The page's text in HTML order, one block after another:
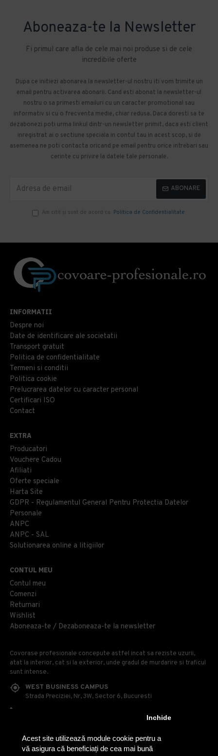
Acest site utilizează module cookie pentru a
vă asigura că beneficiați de cea mai bună
Inchide
Aboneaza-te la Newsletter
Fi primul care afla de cele mai noi produse si de cele
incredibile oferte
Dupa ce initiezi abonarea la newsletter-ul nostru iti vom trimite un
email pentru activarea abonarii. Cand esti abonat la newsletter-ul
nostru o sa primesti emailuri cu un caracter promotional sau
informativ si cu o frecventa medie, chiar redusa. Daca doresti sa te
dezabonezi poti urma linkul dintr-un newsletter primit, daca esti client
inregistrat ai o sectiune speciala in contul tau in acest scop, si de
asemenea ne poti contacta oricand pe email pentru orice intrebari sau
cerinte cu privire la datele tale personale.
ABONARE
Am citit şi sunt de acord cu Politica de Confidentialitate
INFORMATII
Despre noi
Date de identificare ale societatii
Transport gratuit
Politica de confidentialitate
Termeni si conditii
Politica cookie
Prelucrarea datelor cu caracter personal
Certificari ISO
Contact
EXTRA
Producatori
Vouchere Cadou
Afiliati
Oferte speciale
Harta Site
GDPR - Regulamentul General Pentru Protectia Datelor
Personale
ANPC
ANPC - SAL
Solutionarea online a litigiilor
CONTUL MEU
Contul meu
Comenzi
Returnari
Wishlist
Aboneaza-te / Dezaboneaza-te la newsletter
Covorase profesionale concepute astfel incat sa reziste uzurii,
atat la interior, cat si la exterior, unde gradul de murdarire si traficul
sunt intense.
WEST BUSINESS CAMPUS
Strada Preciziei, Nr, 3W, Sector 6, Bucuresti
OFFICE@COVOARE-PROFESIONALE.RO